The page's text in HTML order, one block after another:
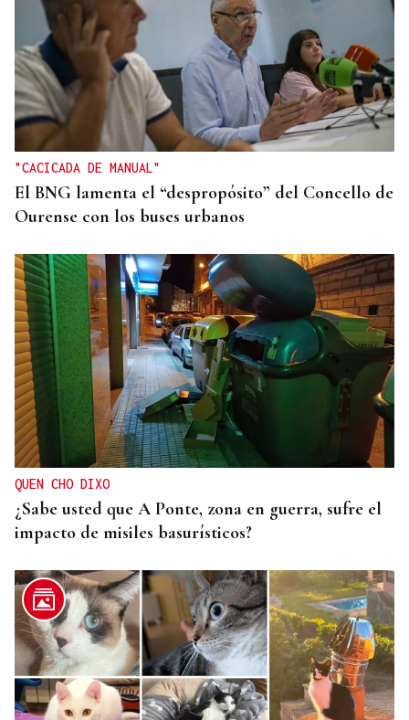
"CACICADA DE MANUAL"
El BNG lamenta el “despropósito” del Concello de
Ourense con los buses urbanos
QUEN CHO DIXO
¿Sabe usted que A Ponte, zona en guerra, sufre el
impacto de misiles basurísticos?